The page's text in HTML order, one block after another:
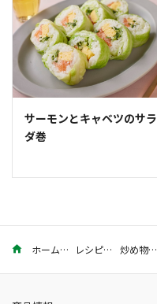
サーモンとキャベツのサラ
ダ巻
ホーム レシピ 炒め物